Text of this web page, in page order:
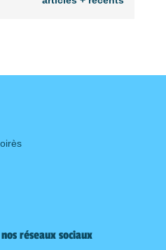
réseaux sociaux